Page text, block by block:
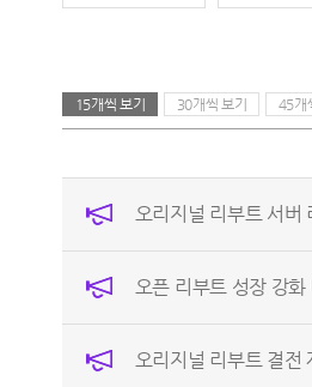
15개씩 보기 30개씩 보기 45개
오리지널 리부트 서버
오픈 리부트 성장 강
오리지널 리부트 결